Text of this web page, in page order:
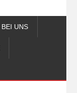
BEI UNS